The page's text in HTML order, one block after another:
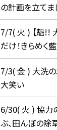
の計画を立てま
7/7( 火 ) 【魁!!
だけ！きらめく
7/3( 金 ) 大洗
大笑い
6/30( 火 ) 協力
ぶ、田んぼの除